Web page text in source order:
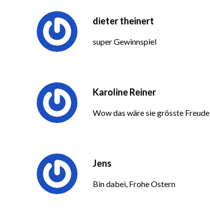
dieter theinert
super Gewinnspiel
Karoline Reiner
Wow das wäre sie grösste Freude
Jens
Bin dabei, Frohe Ostern